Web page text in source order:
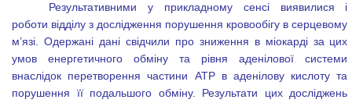
Результативними у прикладному сенсі виявилися і
роботи відділу з дослідження порушення кровообігу в серцевому
м’язі. Одержані дані свідчили про зниження в міокарді за цих
умов енергетичного обміну та рівня аденілової системи
внаслідок перетворення частини АТР в аденілову кислоту та
порушення її подальшого обміну. Результати цих досліджень